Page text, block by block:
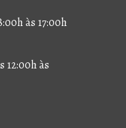
às 17:00h
12:00h às